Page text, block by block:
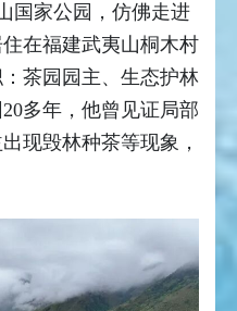
国家公园，仿佛走进
在福建武夷山桐木村
茶园园主、生态护林
多年，他曾见证局部
现毁林种茶等现象，